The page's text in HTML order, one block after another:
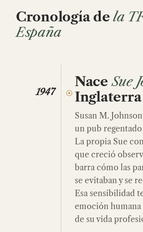
Cronología dela
España
1947
NaceSue
Inglaterra
Susan M.
un pub
La propia Sue
que creció
barra cómo las
se evitaban y se
Esa sensibilidad
emoción
de su vida